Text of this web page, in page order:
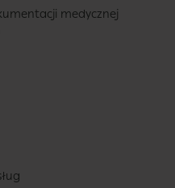
medycznej